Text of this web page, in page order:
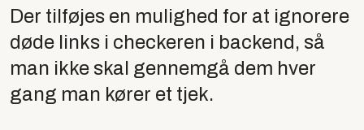
Der tilføjes en mulighed for at ignorere
døde links i checkeren i backend, så
man ikke skal gennemgå dem hver
gang man kører et tjek.